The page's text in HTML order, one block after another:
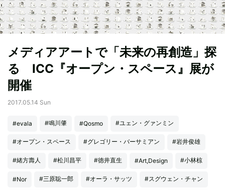
メディアアートで「未来の再創造」探
る ICC『オープン・スペース』展が
開催
2017.05.14 Sun
#evala #鳴川肇 #Qosmo #ユェン・グァンミン
#オープン・スペース #グレゴリー・バーサミアン #岩井俊雄
#緒方壽人 #松川昌平 #徳井直生 #Art,Design #小林椋
#Nor #三原聡一郎 #オーラ・サッツ #スグウェン・チャン